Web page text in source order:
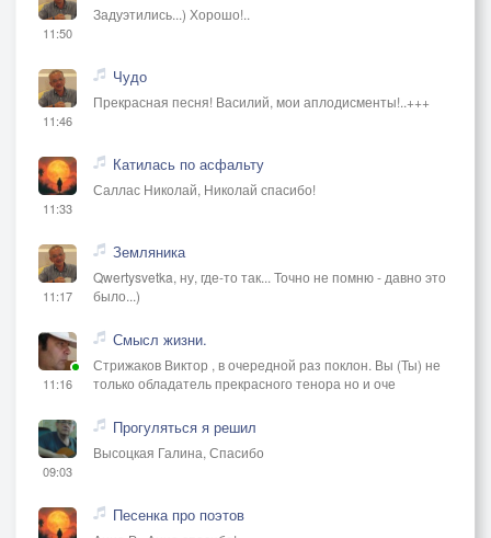
11:50
Задуэтились...) Хорошо!..
11:46
Чудо
Прекрасная песня! Василий, мои аплодисменты!..+++
11:33
Катилась по асфальту
Саллас Николай, Николай спасибо!
11:17
Земляника
Qwertysvetka, ну, где-то так... Точно не помню - давно это
было...)
11:16
Смысл жизни.
Стрижаков Виктор , в очередной раз поклон. Вы (Ты) не
только обладатель прекрасного тенора но и оче
09:03
Прогуляться я решил
Высоцкая Галина, Спасибо
Песенка про поэтов